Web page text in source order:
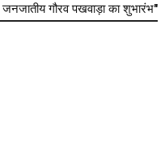
गौरव पखवाड़ा का शुभारंभ"